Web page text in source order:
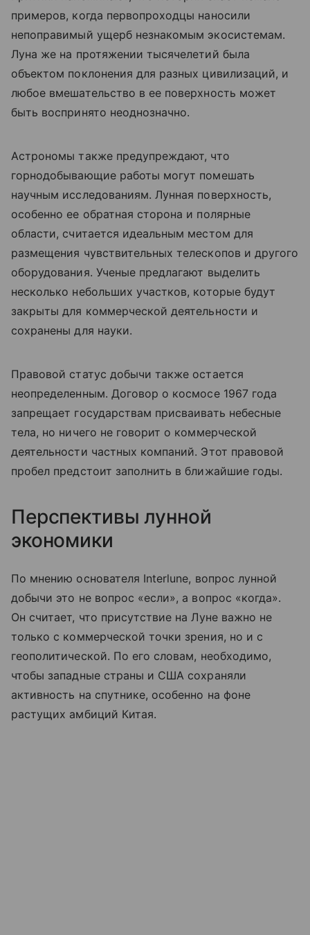
примеров, когда первопроходцы наносили
непоправимый ущерб незнакомым экосистемам.
Луна же на протяжении тысячелетий была
объектом поклонения для разных цивилизаций, и
любое вмешательство в ее поверхность может
быть воспринято неоднозначно.
Астрономы также предупреждают, что
горнодобывающие работы могут помешать
научным исследованиям. Лунная поверхность,
особенно ее обратная сторона и полярные
области, считается идеальным местом для
размещения чувствительных телескопов и другого
оборудования. Ученые предлагают выделить
несколько небольших участков, которые будут
закрыты для коммерческой деятельности и
сохранены для науки.
Правовой статус добычи также остается
неопределенным. Договор о космосе 1967 года
запрещает государствам присваивать небесные
тела, но ничего не говорит о коммерческой
деятельности частных компаний. Этот правовой
пробел предстоит заполнить в ближайшие годы.
Перспективы лунной
экономики
По мнению основателя Interlune, вопрос лунной
добычи это не вопрос «если», а вопрос «когда».
Он считает, что присутствие на Луне важно не
только с коммерческой точки зрения, но и с
геополитической. По его словам, необходимо,
чтобы западные страны и США сохраняли
активность на спутнике, особенно на фоне
растущих амбиций Китая.